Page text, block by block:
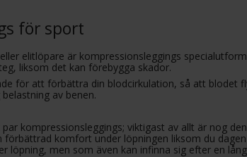
för sport
elitlöpare är kompressionsleggings
liksom det kan förebygga skador.
för att förbättra din blodcirkulation, så att
av benen.
kompressionsleggings; viktigast av allt är nog
förbättrad komfort under löpningen liksom du
löpning, men som även kan infinna sig efter en